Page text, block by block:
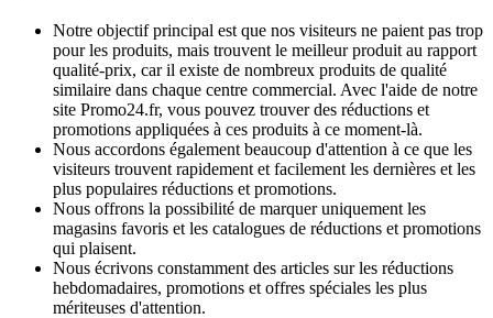
Notre objectif principal est que nos visiteurs ne paient pas trop
pour les produits, mais trouvent le meilleur produit au rapport
qualité-prix, car il existe de nombreux produits de qualité
similaire dans chaque centre commercial. Avec l'aide de notre
site Promo24.fr, vous pouvez trouver des réductions et
promotions appliquées à ces produits à ce moment-là.
Nous accordons également beaucoup d'attention à ce que les
visiteurs trouvent rapidement et facilement les dernières et les
plus populaires réductions et promotions.
Nous offrons la possibilité de marquer uniquement les
magasins favoris et les catalogues de réductions et promotions
qui plaisent.
Nous écrivons constamment des articles sur les réductions
hebdomadaires, promotions et offres spéciales les plus
mériteuses d'attention.